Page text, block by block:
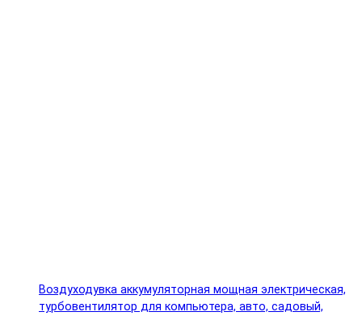
Воздуходувка аккумуляторная мощная электрическая,
турбовентилятор для компьютера, авто, садовый,